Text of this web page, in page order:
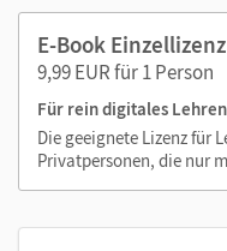
Interaktive
Erklärvideos
Hilfestellungen
Die Medien sind
sind seitengenau
jederzeit unkompliziert
gestalten Sie das
E-Book
9,99 EUR für 1 Person
Für rein digitales
Die geeignete Lizenz für
Privatpersonen, die nur